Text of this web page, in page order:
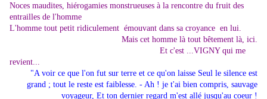
Noces maudites, hiérogamies monstrueuses à la rencontre du fruit des
entrailles de l'homme
L'homme tout petit ridiculement émouvant dans sa croyance en lui.
Mais cet homme là tout bêtement là, ici.
Et c'est ...VIGNY qui me
revient...
"A voir ce que l'on fut sur terre et ce qu'on laisse Seul le silence est
grand ; tout le reste est faiblesse. - Ah ! je t'ai bien compris, sauvage
voyageur, Et ton dernier regard m'est allé jusqu'au coeur !